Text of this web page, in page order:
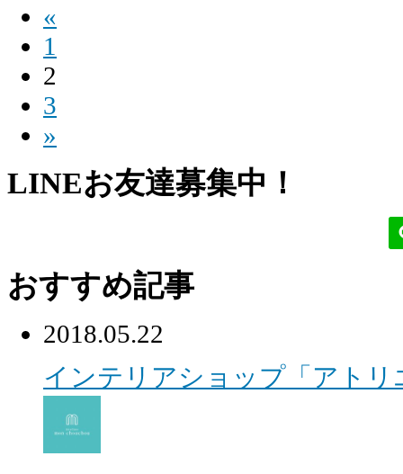
«
1
2
3
»
LINEお友達募集中！
おすすめ記事
2018.05.22
インテリアショップ「アト